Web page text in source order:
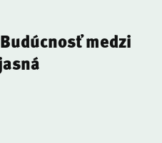
medzi